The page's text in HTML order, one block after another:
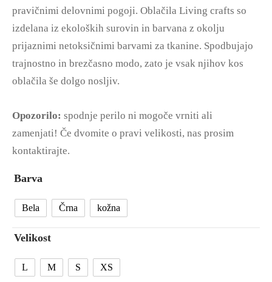
pravičnimi delovnimi pogoji. Oblačila Living crafts so
izdelana iz ekoloških surovin in barvana z okolju
prijaznimi netoksičnimi barvami za tkanine. Spodbujajo
trajnostno in brezčasno modo, zato je vsak njihov kos
oblačila še dolgo nosljiv.
Opozorilo: spodnje perilo ni mogoče vrniti ali
zamenjati! Če dvomite o pravi velikosti, nas prosim
kontaktirajte.
Barva
Bela Črna kožna
Velikost
L M S XS